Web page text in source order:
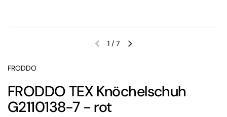
Vorherige FolieNächste Folie
1 / 7
FRODDO
FRODDO TEX Knöchelschuh
G2110138-7 - rot